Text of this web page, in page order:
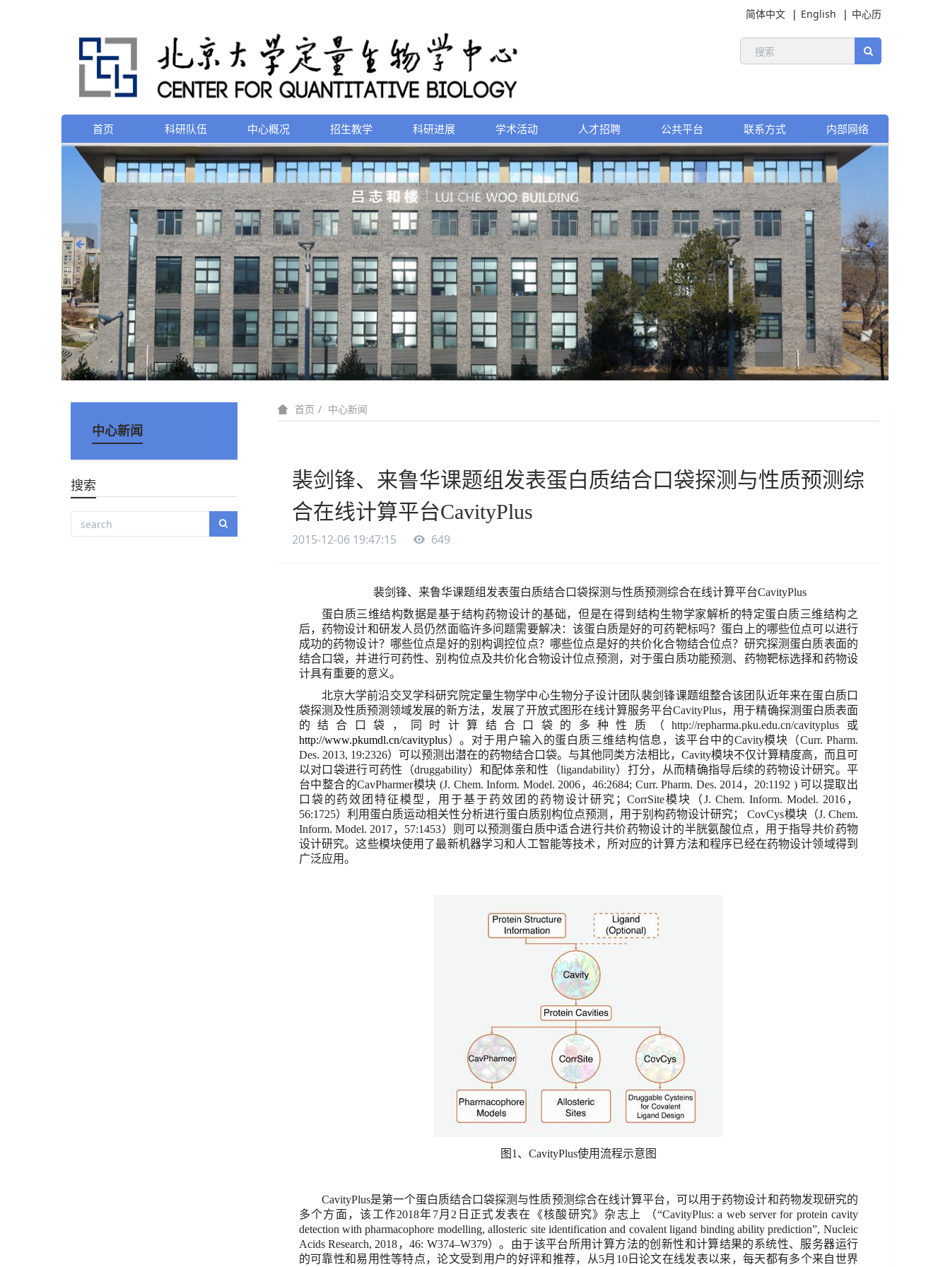
简体中文 English 中心历
首页 科研队伍 中心概况 招生教学 科研进展 学术活动 人才招聘 公共平台 联系方式 内部网络
首页 中心新闻
裴剑锋、来鲁华课题组发表蛋白质结合口袋探测与性质预测综
合在线计算平台CavityPlus
2015-12-06 19:47:15 649
裴剑锋、来鲁华课题组发表蛋白质结合口袋探测与性质预测综合在线计算平台CavityPlus
蛋白质三维结构数据是基于结构药物设计的基础，但是在得到结构生物学家解析的特定蛋白质三维结构之
后，药物设计和研发人员仍然面临许多问题需要解决：该蛋白质是好的可药靶标吗？蛋白上的哪些位点可以进行
成功的药物设计？哪些位点是好的别构调控位点？哪些位点是好的共价化合物结合位点？研究探测蛋白质表面的
结合口袋，并进行可药性、别构位点及共价化合物设计位点预测，对于蛋白质功能预测、药物靶标选择和药物设
计具有重要的意义。
北京大学前沿交叉学科研究院定量生物学中心生物分子设计团队裴剑锋课题组整合该团队近年来在蛋白质口
袋探测及性质预测领域发展的新方法，发展了开放式图形在线计算服务平台CavityPlus，用于精确探测蛋白质表面
的结合口袋，同时计算结合口袋的多种性质（http://repharma.pku.edu.cn/cavityplus 或
http://www.pkumdl.cn/cavityplus）。对于用户输入的蛋白质三维结构信息，该平台中的Cavity模块（Curr. Pharm.
Des. 2013, 19:2326）可以预测出潜在的药物结合口袋。与其他同类方法相比， Cavity模块不仅计算精度高，而且可
以对口袋进行可药性（druggability）和配体亲和性（ligandability）打分，从而精确指导后续的药物设计研究。平
台中整合的CavPharmer模块 (J. Chem. Inform. Model. 2006，46:2684; Curr. Pharm. Des. 2014，20:1192 ) 可以提取出
口袋的药效团特征模型，用于基于药效团的药物设计研究；CorrSite模块（J. Chem. Inform. Model. 2016，
56:1725）利用蛋白质运动相关性分析进行蛋白质别构位点预测，用于别构药物设计研究； CovCys模块（J. Chem.
Inform. Model. 2017， 57:1453）则可以预测蛋白质中适合进行共价药物设计的半胱氨酸位点，用于指导共价药物
设计研究。这些模块使用了最新机器学习和人工智能等技术，所对应的计算方法和程序已经在药物设计领域得到
广泛应用。
图 1 、 CavityPlus使用流程示意图
CavityPlus是第一个蛋白质结合口袋探测与性质预测综合在线计算平台，可以用于药物设计和药物发现研究的
多个方面，该工作2018年7月 2 日正式发表在《核酸研究》杂志上 （“CavityPlus: a web server for protein cavity
detection with pharmacophore modelling, allosteric site identification and covalent ligand binding ability prediction”, Nucleic
Acids Research, 2018，46: W374–W379）。由于该平台所用计算方法的创新性和计算结果的系统性、服务器运行
的可靠性和易用性等特点，论文受到用户的好评和推荐，从5月 10日论文在线发表以来，每天都有多个来自世界
中心新闻
搜索